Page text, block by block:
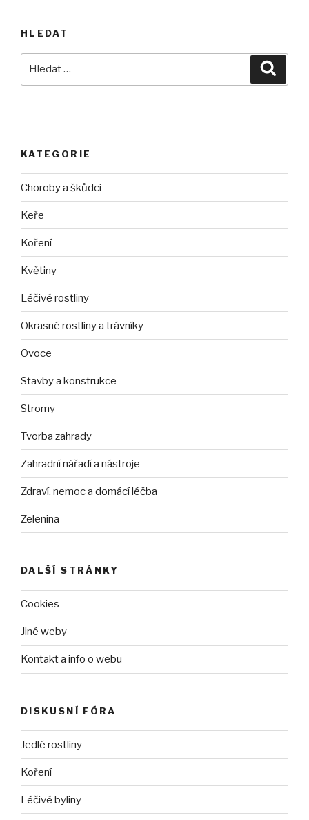
HLEDAT
KATEGORIE
Choroby a škůdci
Keře
Koření
Květiny
Léčivé rostliny
Okrasné rostliny a trávníky
Ovoce
Stavby a konstrukce
Stromy
Tvorba zahrady
Zahradní nářadí a nástroje
Zdraví, nemoc a domácí léčba
Zelenina
DALŠÍ STRÁNKY
Cookies
Jiné weby
Kontakt a info o webu
DISKUSNÍ FÓRA
Jedlé rostliny
Koření
Léčivé byliny